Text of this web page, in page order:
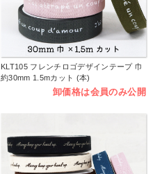
KLT105 フレンチロゴデザインテープ 巾
約30mm 1.5mカット (本)
卸価格は会員のみ公開